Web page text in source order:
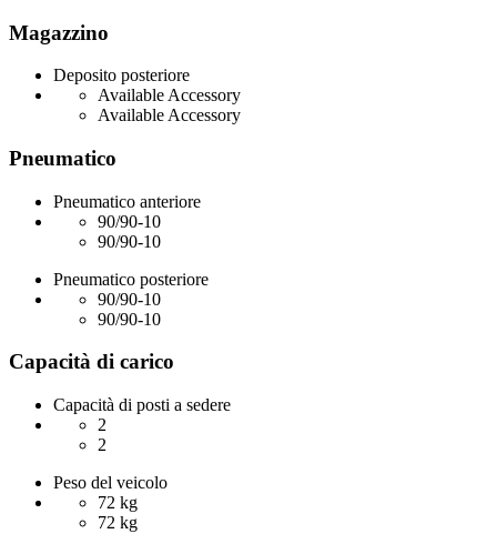
Magazzino
Deposito posteriore
Available Accessory
Available Accessory
Pneumatico
Pneumatico anteriore
90/90-10
90/90-10
Pneumatico posteriore
90/90-10
90/90-10
Capacità di carico
Capacità di posti a sedere
2
2
Peso del veicolo
72 kg
72 kg